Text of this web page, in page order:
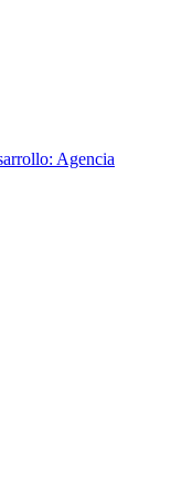
Agencia